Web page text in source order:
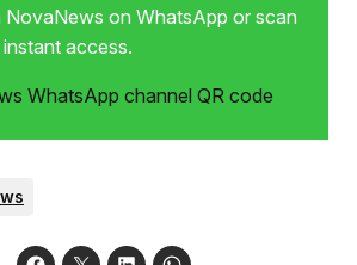
NovaNews on WhatsApp or scan
access.